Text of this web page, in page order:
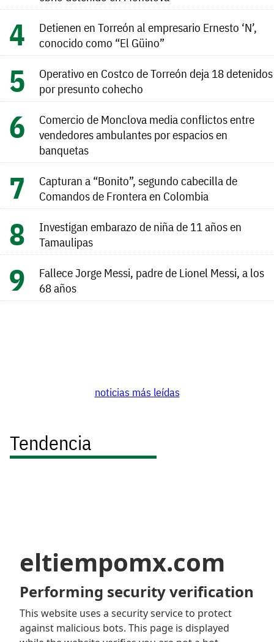
Detienen en Torreón al empresario Ernesto ‘N’,
conocido como “El Güino”
Operativo en Costco de Torreón deja 18 detenidos
por presunto cohecho
Comercio de Monclova media conflictos entre
vendedores ambulantes por espacios en
banquetas
Capturan a “Bonito”, segundo cabecilla de
Comandos de Frontera en Colombia
Investigan embarazo de niña de 11 años en
Tamaulipas
Fallece Jorge Messi, padre de Lionel Messi, a los
68 años
noticias más leídas
Tendencia